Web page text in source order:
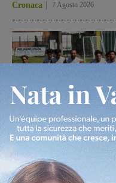
Cronaca 7 Agosto 2026
Il Terranuova Traiana
allo “Zecchini” di
Grosseto per una gara
amichevole
Calcio 7 Agosto 2026